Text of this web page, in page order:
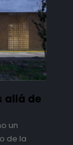
allá de
un
de la